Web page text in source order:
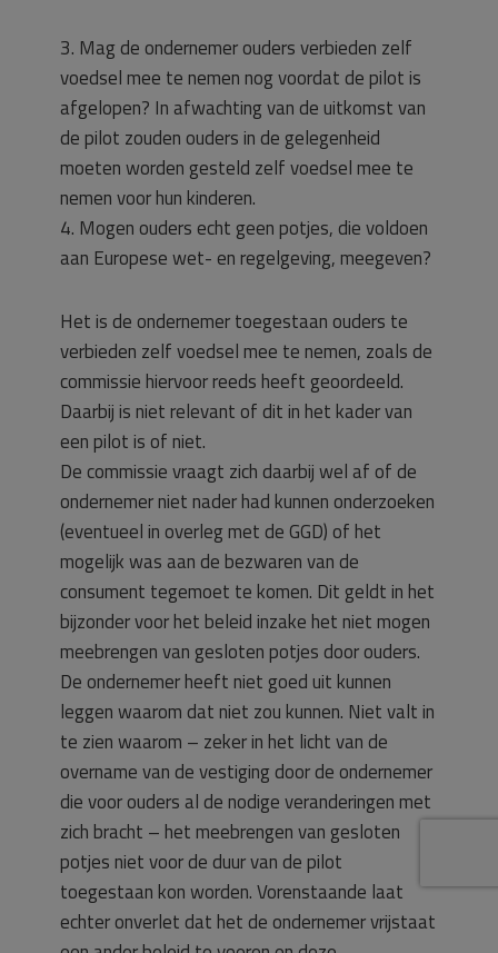
3. Mag de ondernemer ouders verbieden zelf
voedsel mee te nemen nog voordat de pilot is
afgelopen? In afwachting van de uitkomst van
de pilot zouden ouders in de gelegenheid
moeten worden gesteld zelf voedsel mee te
nemen voor hun kinderen.
4. Mogen ouders echt geen potjes, die voldoen
aan Europese wet- en regelgeving, meegeven?
Het is de ondernemer toegestaan ouders te
verbieden zelf voedsel mee te nemen, zoals de
commissie hiervoor reeds heeft geoordeeld.
Daarbij is niet relevant of dit in het kader van
een pilot is of niet.
De commissie vraagt zich daarbij wel af of de
ondernemer niet nader had kunnen onderzoeken
(eventueel in overleg met de GGD) of het
mogelijk was aan de bezwaren van de
consument tegemoet te komen. Dit geldt in het
bijzonder voor het beleid inzake het niet mogen
meebrengen van gesloten potjes door ouders.
De ondernemer heeft niet goed uit kunnen
leggen waarom dat niet zou kunnen. Niet valt in
te zien waarom – zeker in het licht van de
overname van de vestiging door de ondernemer
die voor ouders al de nodige veranderingen met
zich bracht – het meebrengen van gesloten
potjes niet voor de duur van de pilot
toegestaan kon worden. Vorenstaande laat
echter onverlet dat het de ondernemer vrijstaat